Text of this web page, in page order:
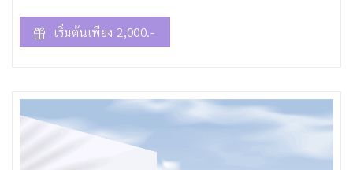
เริ่มต้นเพียง 2,000.-